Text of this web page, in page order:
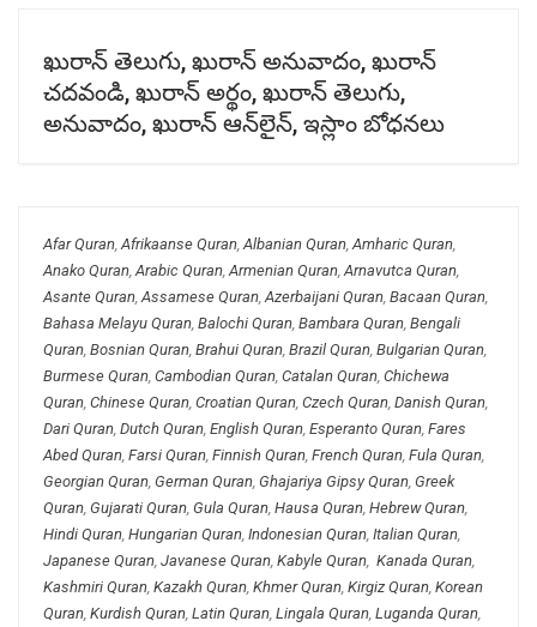
ఖురాన్ తెలుగు, ఖురాన్ అనువాదం, ఖురాన్
చదవండి, ఖురాన్ అర్థం, ఖురాన్ తెలుగు,
అనువాదం, ఖురాన్ ఆన్‌లైన్, ఇస్లాం బోధనలు
Afar Quran,Afrikaanse Quran,Albanian Quran,Amharic Quran,
Anako Quran,Arabic Quran,Armenian Quran,Arnavutca Quran,
Asante Quran,Assamese Quran,Azerbaijani Quran, Bacaan Quran,
Bahasa Melayu Quran, Balochi Quran, Bambara Quran, Bengali
Quran, Bosnian Quran, Brahui Quran, Brazil Quran, Bulgarian Quran,
Burmese Quran, Cambodian Quran, Catalan Quran, Chichewa
Quran, Chinese Quran, Croatian Quran, Czech Quran, Danish Quran,
Dari Quran, Dutch Quran, English Quran, Esperanto Quran, Fares
Abed Quran, Farsi Quran, Finnish Quran, French Quran, Fula Quran,
Georgian Quran, German Quran, Ghajariya Gipsy Quran, Greek
Quran, Gujarati Quran, Gula Quran, Hausa Quran, Hebrew Quran,
Hindi Quran, Hungarian Quran, Indonesian Quran, Italian Quran,
Japanese Quran, Javanese Quran, Kabyle Quran, Kanada Quran,
Kashmiri Quran, Kazakh Quran, Khmer Quran, Kirgiz Quran, Korean
Quran, Kurdish Quran, Latin Quran, Lingala Quran, Luganda Quran,